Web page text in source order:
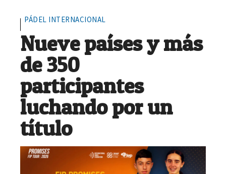
PÁDEL INTERNACIONAL
Nueve países y más
de 350
participantes
luchando por un
título